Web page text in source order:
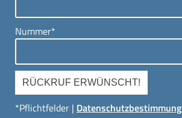
Nummer*
*Pflichtfelder | Datenschutzbestimmung